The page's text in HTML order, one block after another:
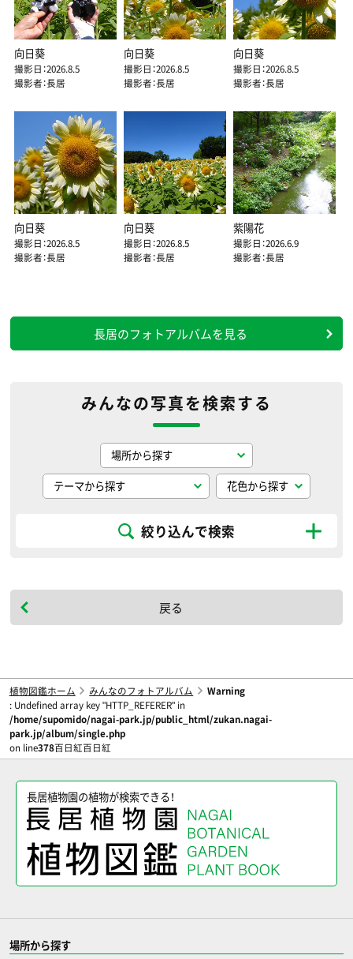
向日葵
撮影日：2026.8.5
撮影者：長居
向日葵
撮影日：2026.8.5
撮影者：長居
向日葵
撮影日：2026.8.5
撮影者：長居
向日葵
撮影日：2026.8.5
撮影者：長居
向日葵
撮影日：2026.8.5
撮影者：長居
紫陽花
撮影日：2026.6.9
撮影者：長居
長居のフォトアルバムを見る
みんなの写真を検索する
絞り込んで検索
戻る
植物図鑑ホーム みんなのフォトアルバム
Warning
: Undefined array key "HTTP_REFERER" in
/home/supomido/nagai-park.jp/public_html/zukan.nagai-
park.jp/album/single.php
on line378百日紅百日紅
長居植物園の植物が検索できる！
場所から探す